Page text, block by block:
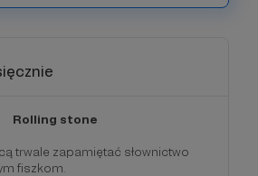
Rolling stone
trwale zapamiętać słownictwo
fiszkom.